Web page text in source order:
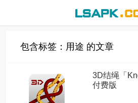
包含标签：用途 的文章
3D结绳「
付费版